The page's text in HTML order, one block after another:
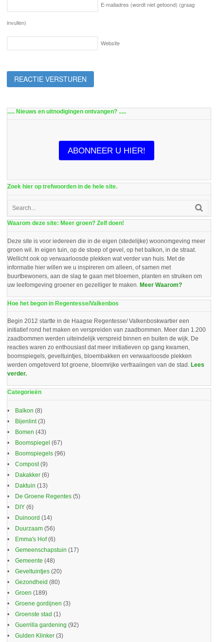
E-mailadres (wordt niet getoond) (graag
invullen)
Website
..... Nieuws en uitnodigingen ontvangen? .....
ABONNEER U HIER!
Zoek hier op trefwoorden in de hele site.
Waarom deze site: Meer groen? Zelf doen!
Deze site is voor iedereen die in de eigen (stedelijke) woonomgeving meer
groen wil. In eigen tuin, op de stoep of gevel, op het balkon, in de straat.
Wellicht ook op verwaarloosde plekken wat verder van huis. Met de
informatie hier willen we u inspireren om alleen, of samen met
buurtbewoners, aan de slag te gaan met bloemen, planten en struiken om
uw leefomgeving groener en gezelliger te maken. Meer Waarom?
Hoe het begon in Regentesse/Valkenbos
Begin 2012 startte in de Haagse Regentesse/ Valkenboskwartier een
initiatief rond het maken en verspreiden van zaadbommen. Meer dan 1.200
zaadbommen werden uiteindelijk verspreid binnen en buiten de wijk. De
reacties waren zo enthousiast dat meer initiatieven op gang kwamen,
boomspiegels, geveltuintjes, bloembakken en verwaarloosde plekken
werden omgetoverd tot groene, bloemrijke verfraaiingen van de stad. Lees
verder.
Categorieën
Balkon (8)
Bijenlint(3)
Bomen (43)
Boomspiegel (67)
Boomspiegels (96)
Compost(9)
Dakakker (6)
Daktuin (13)
De Groene Regentes (5)
DIY (6)
Duinoord (14)
Duurzaam (56)
Emma's Hof(6)
Gemeenschapstuin (17)
Gemeente (48)
Geveltuintjes (20)
Gezondheid (80)
Groen (189)
Groene gordijnen (3)
Groenste stad (1)
Guerrilla gardening (92)
Gulden Klinker (3)